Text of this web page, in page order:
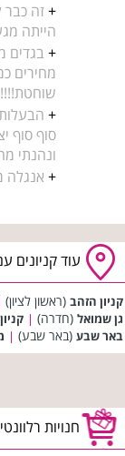
+זה
הייתה
+ בגדים
מחירים
+
סוף סוף
ונהנתי
+ אנגלה
עוד קניונים
קניון הזהב (ראשון לציון)
גן שמואל (חדרה) | קניון BIG FASHION אשדוד
באר שבע (באר שבע) |
חנויות